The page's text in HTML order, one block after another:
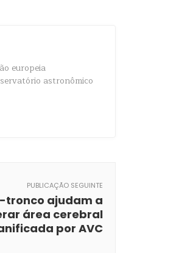
europeia
astronômico
PUBLICAÇÃO SEGUINTE
tronco ajudam a
área cerebral
por AVC